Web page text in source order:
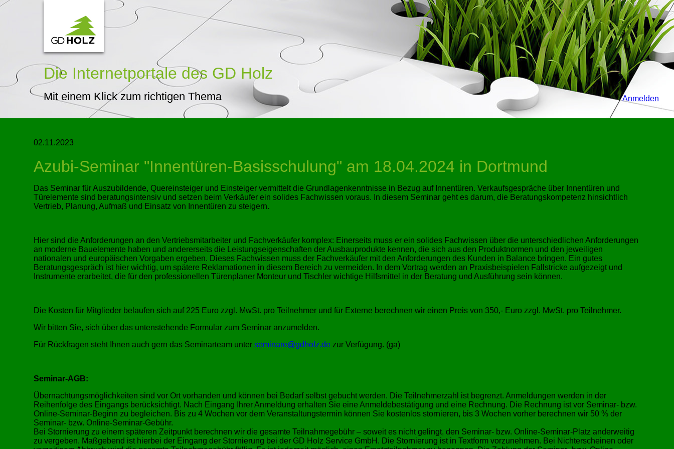
Die Internetportaledes GD Holz
Mit einem Klick zum richtigen Thema Anmelden
02.11.2023
Azubi-Seminar Innentüren-Basisschulung am 18.04.2024 in Dortmund
Das Seminar für Auszubildende, Quereinsteiger und Einsteiger vermittelt die Grundlagenkenntnisse in Bezug auf Innentüren. Verkaufsgespräche über Innentüren und
Türelemente sind beratungsintensiv und setzen beim Verkäufer ein solides Fachwissen voraus. In diesem Seminar geht es darum, die Beratungskompetenz hinsichtlich
Vertrieb, Planung, Aufmaß und Einsatz von Innentüren zu steigern.
Hier sind die Anforderungen an den Vertriebsmitarbeiter und Fachverkäufer komplex: Einerseits muss er ein solides Fachwissen über die unterschiedlichen Anforderungen
an moderne Bauelemente haben und andererseits die Leistungseigenschaften der Ausbauprodukte kennen, die sich aus den Produktnormen und den jeweiligen
nationalen und europäischen Vorgaben ergeben. Dieses Fachwissen muss der Fachverkäufer mit den Anforderungen des Kunden in Balance bringen. Ein gutes
Beratungsgespräch ist hier wichtig, um spätere Reklamationen in diesem Bereich zu vermeiden. In dem Vortrag werden an Praxisbeispielen Fallstricke aufgezeigt und
Instrumente erarbeitet, die für den professionellen Türenplaner Monteur und Tischler wichtige Hilfsmittel in der Beratung und Ausführung sein können.
Die Kosten für Mitglieder belaufen sich auf 225 Euro zzgl. MwSt. pro Teilnehmer und für Externe berechnen wir einen Preis von 350,- Euro zzgl. MwSt. pro Teilnehmer.
Wir bitten Sie, sich über das untenstehende Formular zum Seminar anzumelden.
Für Rückfragen steht Ihnen auch gern das Seminarteam unterseminare@gdholz.de zur Verfügung. (ga)
Seminar-AGB:
Übernachtungsmöglichkeiten sind vor Ort vorhanden und können bei Bedarf selbst gebucht werden. Die Teilnehmerzahl ist begrenzt. Anmeldungen werden in der
Reihenfolge des Eingangs berücksichtigt. Nach Eingang Ihrer Anmeldung erhalten Sie eine Anmeldebestätigung und eine Rechnung. Die Rechnung ist vor Seminar- bzw.
Online-Seminar-Beginn zu begleichen. Bis zu 4 Wochen vor dem Veranstaltungstermin können Sie kostenlos stornieren, bis 3 Wochen vorher berechnen wir 50 % der
Seminar- bzw. Online-Seminar-Gebühr.
Bei Stornierung zu einem späteren Zeitpunkt berechnen wir die gesamte Teilnahmegebühr – soweit es nicht gelingt, den Seminar- bzw. Online-Seminar-Platz anderweitig
zu vergeben. Maßgebend ist hierbei der Eingang der Stornierung bei der GD Holz Service GmbH. Die Stornierung ist in Textform vorzunehmen. Bei Nichterscheinen oder